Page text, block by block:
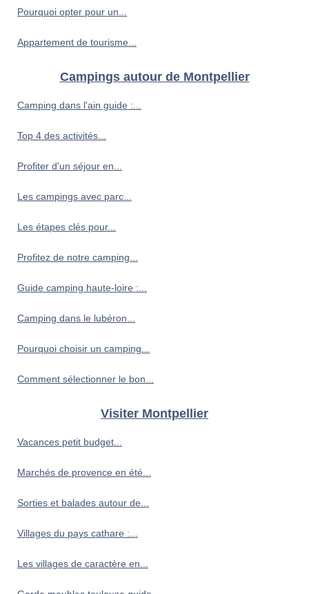
Pourquoi opter pour un...
Appartement de tourisme...
Campings autour de Montpellier
Camping dans l'ain guide :...
Top 4 des activités...
Profiter d'un séjour en...
Les campings avec parc...
Les étapes clés pour...
Profitez de notre camping...
Guide camping haute-loire :...
Camping dans le lubéron...
Pourquoi choisir un camping...
Comment sélectionner le bon...
Visiter Montpellier
Vacances petit budget...
Marchés de provence en été...
Sorties et balades autour de...
Villages du pays cathare :...
Les villages de caractère en...